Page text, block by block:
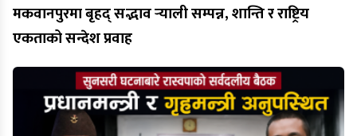
मकवानपुरमा बृहद् सद्भाव र्‍याली सम्पन्न, शान्ति र राष्ट्रिय
एकताको सन्देश प्रवाह